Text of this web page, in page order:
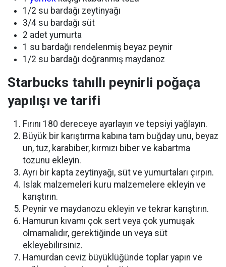
1/2 su bardağı zeytinyağı
3/4 su bardağı süt
2 adet yumurta
1 su bardağı rendelenmiş beyaz peynir
1/2 su bardağı doğranmış maydanoz
Starbucks tahıllı peynirli poğaça
yapılışı ve tarifi
Fırını 180 dereceye ayarlayın ve tepsiyi yağlayın.
Büyük bir karıştırma kabına tam buğday unu, beyaz
un, tuz, karabiber, kırmızı biber ve kabartma
tozunu ekleyin.
Ayrı bir kapta zeytinyağı, süt ve yumurtaları çırpın.
Islak malzemeleri kuru malzemelere ekleyin ve
karıştırın.
Peynir ve maydanozu ekleyin ve tekrar karıştırın.
Hamurun kıvamı çok sert veya çok yumuşak
olmamalıdır, gerektiğinde un veya süt
ekleyebilirsiniz.
Hamurdan ceviz büyüklüğünde toplar yapın ve